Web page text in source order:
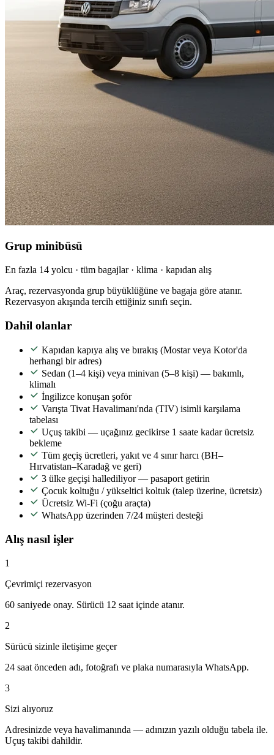
Grup minibüsü
En fazla 14 yolcu · tüm bagajlar · klima · kapıdan alış
Araç, rezervasyonda grup büyüklüğüne ve bagaja göre atanır.
Rezervasyon akışında tercih ettiğiniz sınıfı seçin.
Dahil olanlar
Kapıdan kapıya alış ve bırakış (Mostar veya Kotor'da
herhangi bir adres)
Sedan (1–4 kişi) veya minivan (5–8 kişi) — bakımlı,
klimalı
İngilizce konuşan şoför
Varışta Tivat Havalimanı'nda (TIV) isimli karşılama
tabelası
Uçuş takibi — uçağınız gecikirse 1 saate kadar ücretsiz
bekleme
Tüm geçiş ücretleri, yakıt ve 4 sınır harcı (BH–
Hırvatistan–Karadağ ve geri)
3 ülke geçişi hallediliyor — pasaport getirin
Çocuk koltuğu / yükseltici koltuk (talep üzerine, ücretsiz)
Ücretsiz Wi-Fi (çoğu araçta)
WhatsApp üzerinden 7/24 müşteri desteği
Alış nasıl işler
1
Çevrimiçi rezervasyon
60 saniyede onay. Sürücü 12 saat içinde atanır.
2
Sürücü sizinle iletişime geçer
24 saat önceden adı, fotoğrafı ve plaka numarasıyla WhatsApp.
3
Sizi alıyoruz
Adresinizde veya havalimanında — adınızın yazılı olduğu tabela ile.
Uçuş takibi dahildir.